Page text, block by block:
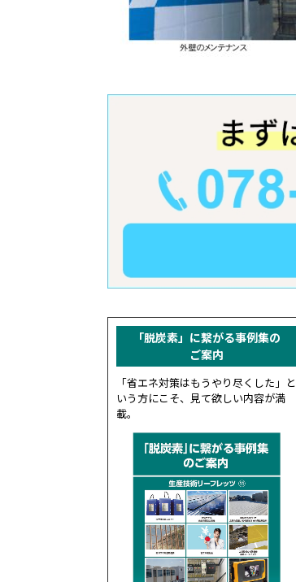
「脱炭素」に繋がる事例集の
ご案内
「省エネ対策はもうやり尽くした」と
いう方にこそ、見て欲しい内容が満
載。